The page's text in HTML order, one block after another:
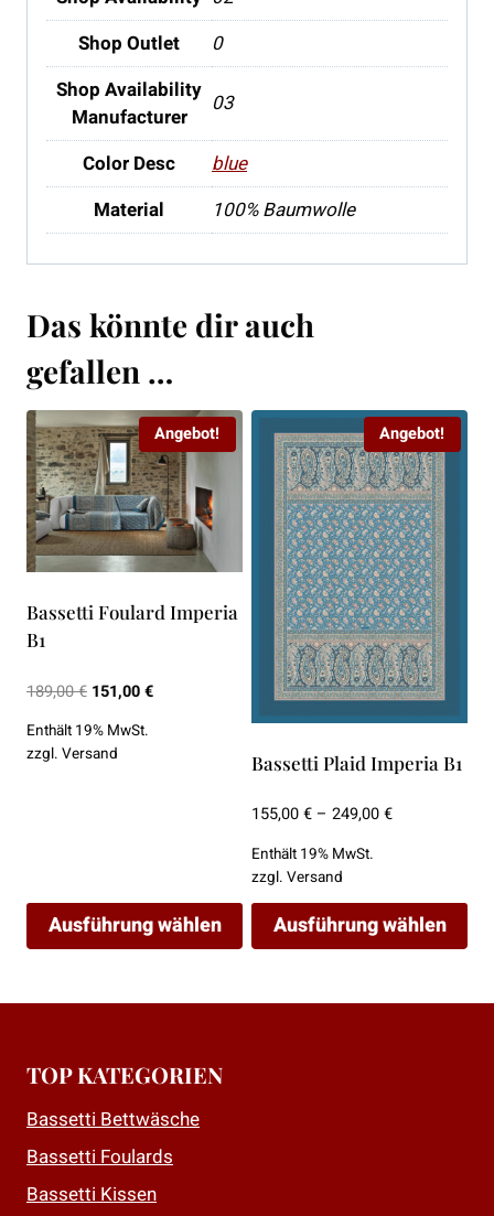
Shop Outlet
0
Shop Availability
Manufacturer
03
Color Desc
blue
Material
100% Baumwolle
Das könnte dir auch
gefallen …
Angebot!
Bassetti Foulard Imperia
B1
189,00€ Ursprünglicher
war:
189,00 €
151,00€Aktueller
Enthält 19% MwSt.
zzgl. Versand
Ausführung wählen
Varianten
auf.
Optionen
können
Angebot!
Bassetti Plaid Imperia B1
155,00€– 249,00€Preisspanne:
Enthält 19% MwSt.
zzgl. Versand
Ausführung wählen
TOP KATEGORIEN
Bassetti Bettwäsche
Bassetti Foulards
Bassetti Kissen